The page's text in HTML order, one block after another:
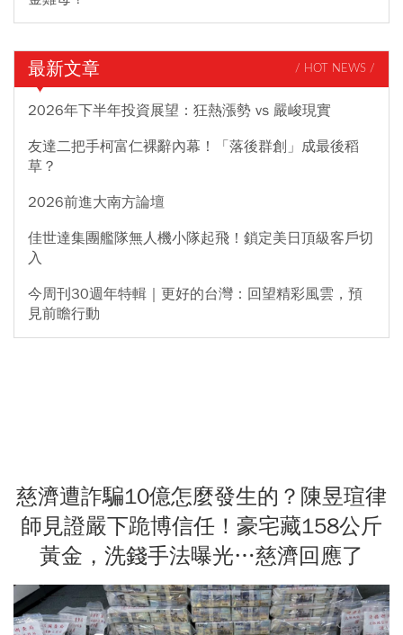
最新文章 / HOT NEWS /
2026年下半年投資展望：狂熱漲勢 vs 嚴峻現實
友達二把手柯富仁裸辭內幕！「落後群創」成最後稻
草？
2026前進大南方論壇
佳世達集團艦隊無人機小隊起飛！鎖定美日頂級客戶切
入
今周刊30週年特輯｜更好的台灣：回望精彩風雲，預
見前瞻行動
慈濟遭詐騙10億怎麼發生的？陳昱瑄律
師見證嚴下跪博信任！豪宅藏158公斤
黃金，洗錢手法曝光…慈濟回應了